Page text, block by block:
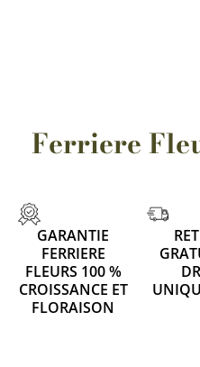
Ferriere
GARANTIE
FERRIERE
FLEURS 100 %
CROISSANCE ET
FLORAISON